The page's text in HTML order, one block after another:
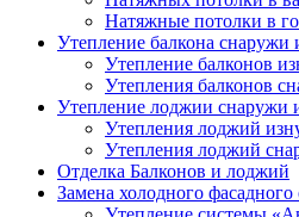
Натяжные потолки в
Утепление балкона снаружи
Утепление балконов
Утепления балконов
Утепление лоджии снаружи
Утепления лоджий
Утепления лоджий
Отделка Балконов и лоджий
Замена холодного фасадного